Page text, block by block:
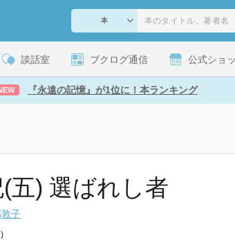
談話室 ブクログ通信 公式ショ
『永遠の記憶』が1位に！本ランキング
五) 選ばれし者
敦子